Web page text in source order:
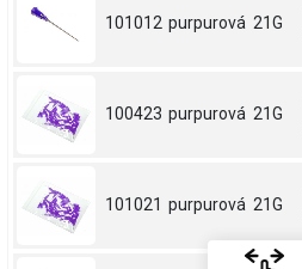
101012 purpurová 21G
100423 purpurová 21G
101021 purpurová 21G